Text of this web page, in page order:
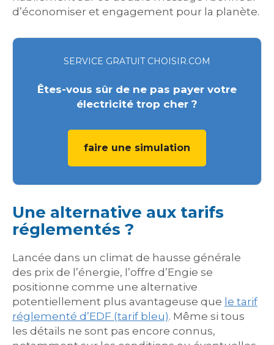
d’économiser et engagement pour la planète.
SERVICE GRATUIT CHOISIR.COM
Êtes-vous sûr de ne pas payer votre
électricité trop cher ?
faire une simulation
Une alternative aux tarifs
réglementés ?
Lancée dans un climat de hausse générale
des prix de l’énergie, l’offre d’Engie se
positionne comme une alternative
potentiellement plus avantageuse que le tarif
réglementé d’EDF (tarif bleu). Même si tous
les détails ne sont pas encore connus,